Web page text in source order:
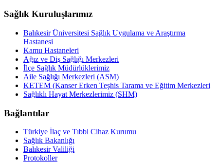
Sağlık Kuruluşlarımız
Balıkesir Üniversitesi Sağlık Uygulama ve Araştırma
Hastanesi
Kamu Hastaneleri
Ağız ve Diş Sağlığı Merkezleri
İlçe Sağlık Müdürlüklerimiz
Aile Sağlığı Merkezleri (ASM)
KETEM (Kanser Erken Teşhis Tarama ve Eğitim Merkezleri
Sağlıklı Hayat Merkezlerimiz (SHM)
Bağlantılar
Türkiye İlaç ve Tıbbi Cihaz Kurumu
Sağlık Bakanlığı
Balıkesir Valiliği
Protokoller